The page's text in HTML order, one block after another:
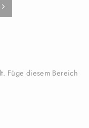
Vorwärts
Füge diesem Bereich